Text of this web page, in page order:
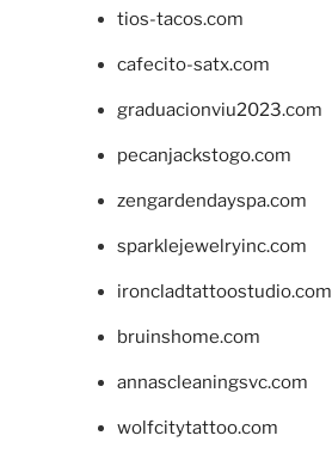
tios-tacos.com
cafecito-satx.com
graduacionviu2023.com
pecanjackstogo.com
zengardendayspa.com
sparklejewelryinc.com
ironcladtattoostudio.com
bruinshome.com
annascleaningsvc.com
wolfcitytattoo.com